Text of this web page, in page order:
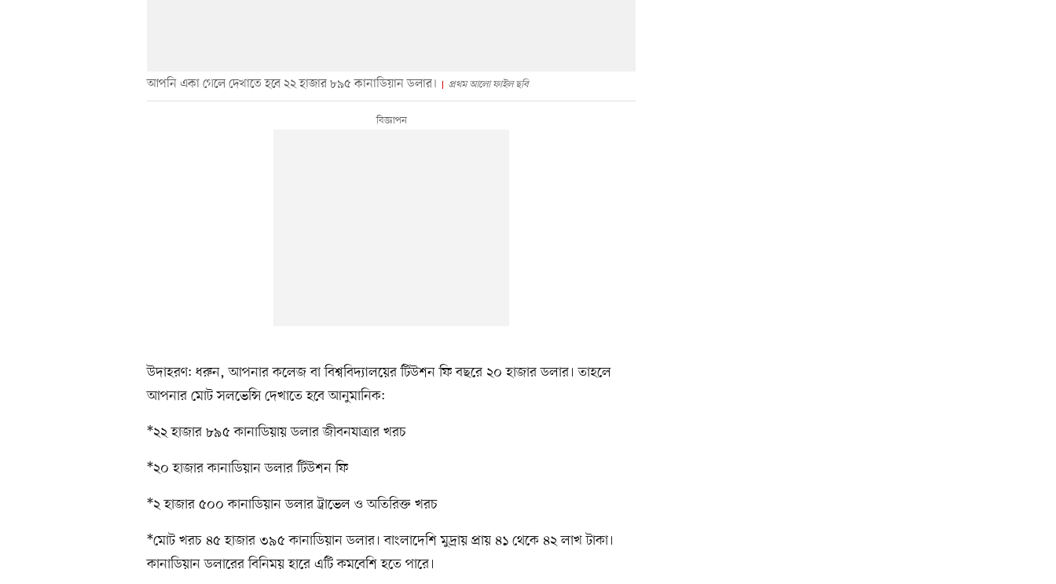
আপনি একা গেলে দেখাতে হবে ২২ হাজার ৮৯৫ কানাডিয়ান ডলার। প্রথম আলো ফাইল ছবি
উদাহরণ: ধরুন, আপনার কলেজ বা বিশ্ববিদ্যালয়ের টিউশন ফি বছরে ২০ হাজার ডলার। তাহলে
আপনার মোট সলভেন্সি দেখাতে হবে আনুমানিক:
*২২ হাজার ৮৯৫ কানাডিয়ায় ডলার জীবনযাত্রার খরচ
*২০ হাজার কানাডিয়ান ডলার টিউশন ফি
*২ হাজার ৫০০ কানাডিয়ান ডলার ট্রাভেল ও অতিরিক্ত খরচ
*মোট খরচ ৪৫ হাজার ৩৯৫ কানাডিয়ান ডলার। বাংলাদেশি মুদ্রায় প্রায় ৪১ থেকে ৪২ লাখ টাকা।
কানাডিয়ান ডলারের বিনিময় হারে এটি কমবেশি হতে পারে।